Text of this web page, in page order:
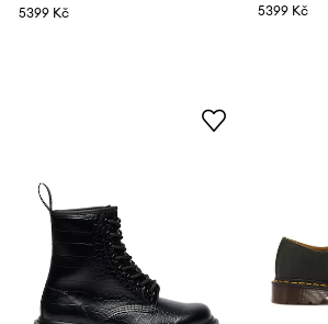
5399 Kč
5399 Kč